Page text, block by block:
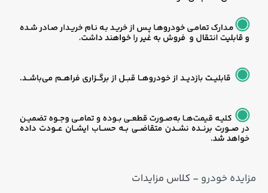
مزایده خودرو - کلاس مزایدات